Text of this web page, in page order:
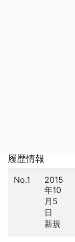
履歴情報
No.1
2015
年10
月5
日
新規